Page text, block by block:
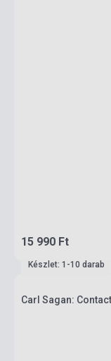
15 990 Ft
Készlet: 1-10 darab
Carl Sagan: Contact